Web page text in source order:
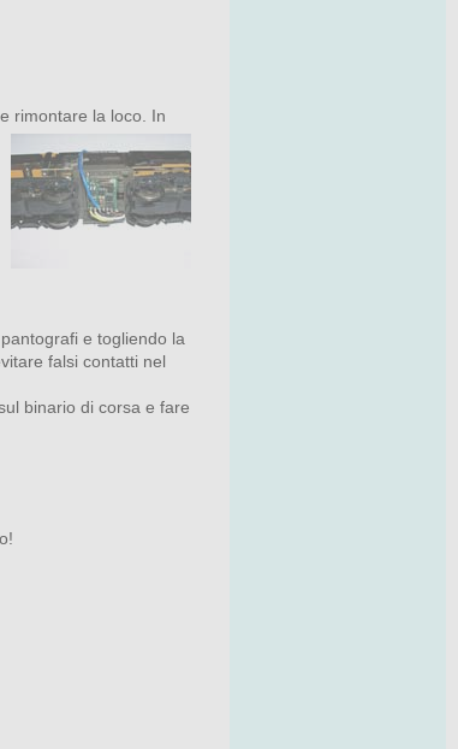
rimontare la loco. In
e togliendo la
falsi contatti nel
binario di corsa e fare